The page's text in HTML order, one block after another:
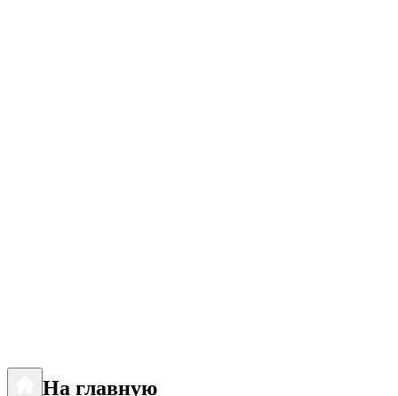
На главную